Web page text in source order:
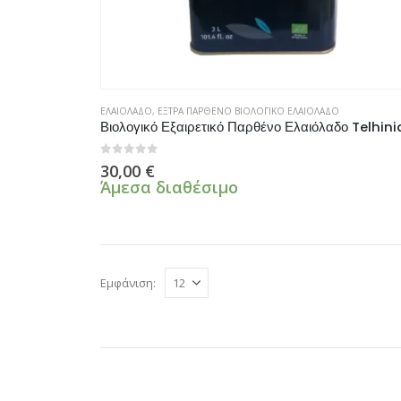
ΕΛΑΙΟΛΑΔΟ, ΕΞΤΡΑ ΠΑΡΘΕΝΟ ΒΙΟΛΟΓΙΚΟ ΕΛΑΙΟΛΑΔΟ
Βιολογικό Εξαιρετικό Παρθένο Ελαιόλαδο
30,00 €
Άμεσα διαθέσιμο
Εμφάνιση: